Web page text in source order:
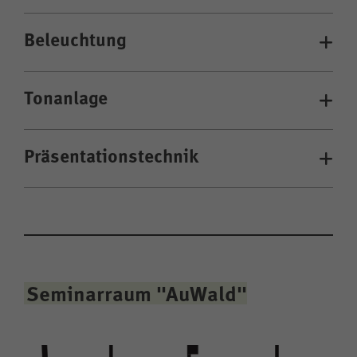
Beleuchtung
Tonanlage
Präsentationstechnik
Seminarraum "AuWald"